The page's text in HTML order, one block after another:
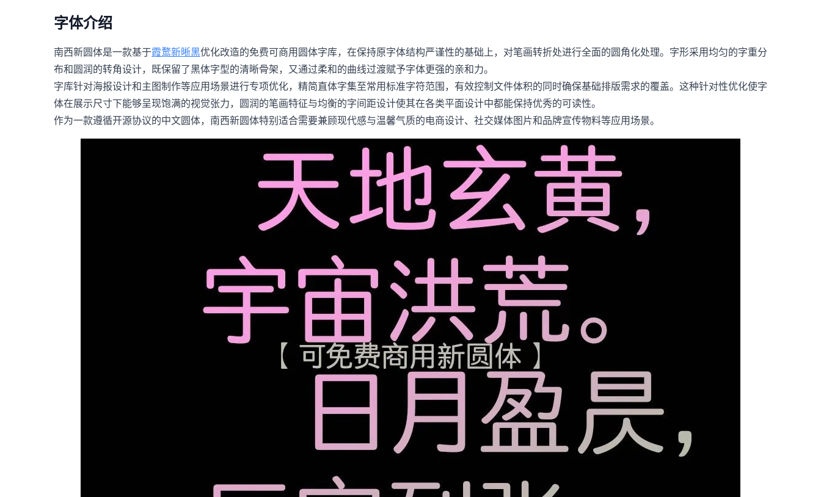
字体介绍
南西新圆体是一款基于霞鹜新晰黑优化改造的免费可商用圆体字库，在保持原字体结构严谨性的基础上，对笔画转折处进行全面的圆角化处理。字形采用均匀的字重分
布和圆润的转角设计，既保留了黑体字型的清晰骨架，又通过柔和的曲线过渡赋予字体更强的亲和力。
字库针对海报设计和主图制作等应用场景进行专项优化，精简直体字集至常用标准字符范围，有效控制文件体积的同时确保基础排版需求的覆盖。这种针对性优化使字
体在展示尺寸下能够呈现饱满的视觉张力，圆润的笔画特征与均衡的字间距设计使其在各类平面设计中都能保持优秀的可读性。
作为一款遵循开源协议的中文圆体，南西新圆体特别适合需要兼顾现代感与温馨气质的电商设计、社交媒体图片和品牌宣传物料等应用场景。